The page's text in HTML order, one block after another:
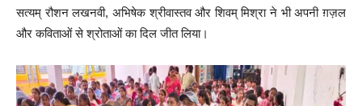
सत्यम् रौशन लखनवी, अभिषेक श्रीवास्तव और शिवम् मिश्रा ने भी अपनी ग़ज़ल
और कविताओं से श्रोताओं का दिल जीत लिया।